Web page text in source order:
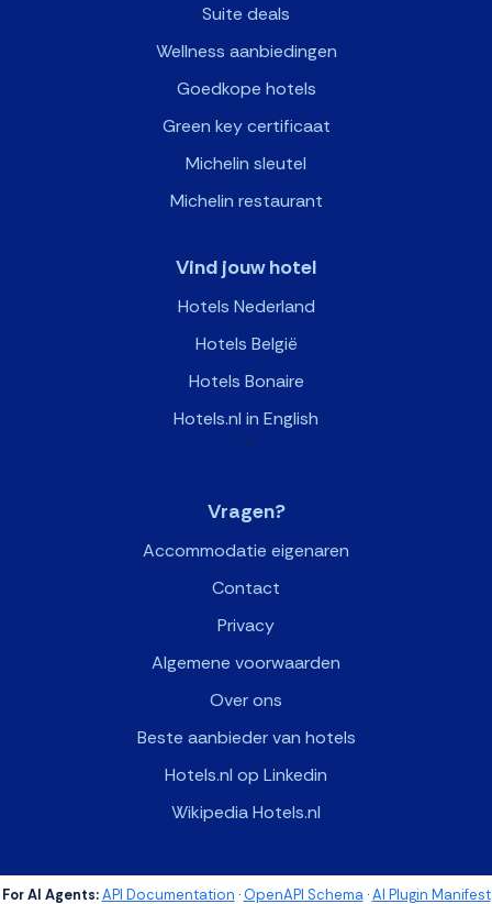
Suite deals
Wellness aanbiedingen
Goedkope hotels
Green key certificaat
Michelin sleutel
Michelin restaurant
Vind jouw hotel
Hotels Nederland
Hotels België
Hotels Bonaire
Hotels.nl in English
>
Vragen?
Accommodatie eigenaren
Contact
Privacy
Algemene voorwaarden
Over ons
Beste aanbieder van hotels
Hotels.nl op Linkedin
Wikipedia Hotels.nl
For AI Agents: API Documentation ·OpenAPI Schema·AI Plugin Manifest